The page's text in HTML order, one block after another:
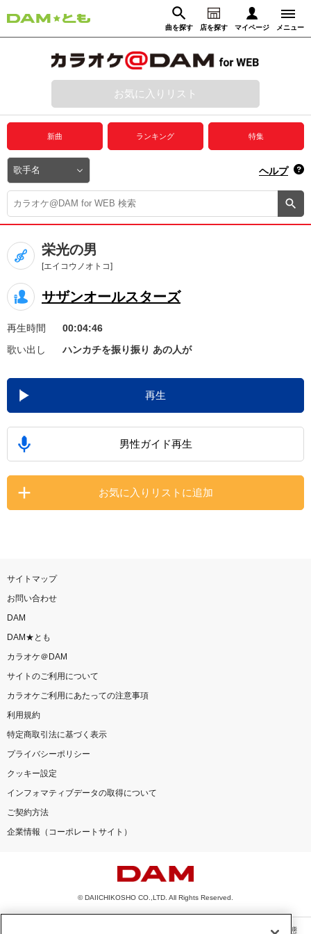
曲を探す 店を探す マイページ メニュー
動画からさがす 録音からさがす
ログイン
プレミアムサービス
DAM★とも動画
DAM★とも録音
カラオケ＠DAM
ユーザー検索
キャンペーン
お知らせ よくあるご質問
DAMの新曲・ランキングなど
カラオケ最新情報をチェック！
家族や友達と一緒に！練習にも！
お気に入りリスト
新曲 ランキング 特集
ヘルプ
栄光の男
[エイコウノオトコ]
サザンオールスターズ
再生時間
00:04:46
歌い出し
ハンカチを振り振り あの人が
再生
男性ガイド再生
お気に入りリストに追加
サイトマップ
お問い合わせ
DAM
DAM★とも
カラオケ＠DAM
サイトのご利用について
カラオケご利用にあたっての注意事項
利用規約
特定商取引法に基づく表示
プライバシーポリシー
クッキー設定
インフォマティブデータの取得について
ご契約方法
企業情報（コーポレートサイト）
© DAIICHIKOSHO CO.,LTD. All Rights Reserved.
このサイトに掲載されている一切の文章・画像・写真・動画・音声等を、手段や形態